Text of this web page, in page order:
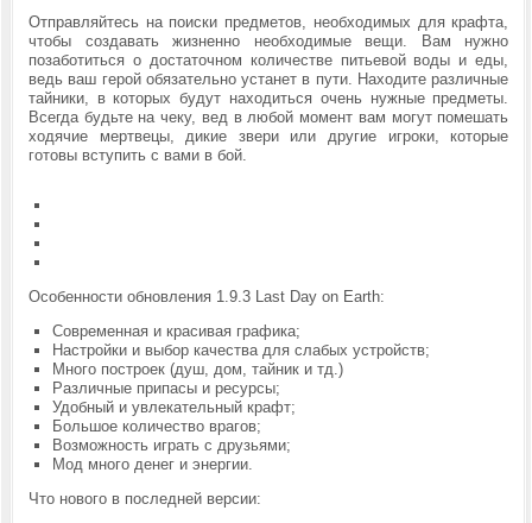
Отправляйтесь на поиски предметов, необходимых для крафта,
чтобы создавать жизненно необходимые вещи. Вам нужно
позаботиться о достаточном количестве питьевой воды и еды,
ведь ваш герой обязательно устанет в пути. Находите различные
тайники, в которых будут находиться очень нужные предметы.
Всегда будьте на чеку, вед в любой момент вам могут помешать
ходячие мертвецы, дикие звери или другие игроки, которые
готовы вступить с вами в бой.
Особенности обновления 1.9.3 Last Day on Earth:
Современная и красивая графика;
Настройки и выбор качества для слабых устройств;
Много построек (душ, дом, тайник и тд.)
Различные припасы и ресурсы;
Удобный и увлекательный крафт;
Большое количество врагов;
Возможность играть с друзьями;
Мод много денег и энергии.
Что нового в последней версии: